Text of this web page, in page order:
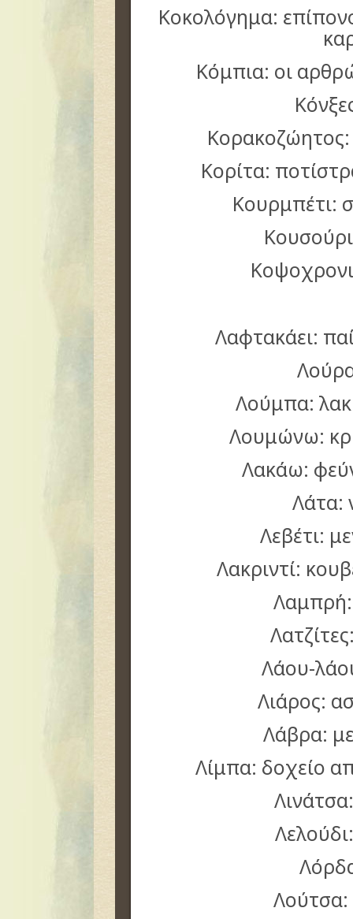
Κοκολόγημα:
Κόμπια: οι
Κορακοζώητος:
Κορίτα:
Κουρμπέτι:
Λαφτακάει:
Λούμπα:
Λουμώνω:
Λακάω:
Λάτα:
Λεβέτι:
Λακριντί:
Λάου-
Λιάρος:
Λάβρα:
Λίμπα: δοχείο